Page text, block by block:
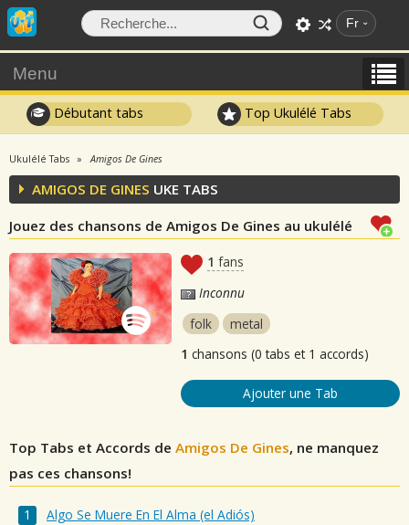
Fr
Menu
Débutant tabs Top Ukulélé Tabs
Ukulélé Tabs Amigos De Gines
AMIGOS DE GINES UKE TABS
Jouez des chansons de Amigos De Gines au ukulélé
1 fans
Inconnu
folk
metal
1 chansons (0 tabs et 1 accords)
Ajouter une Tab
Top Tabs et Accords de Amigos De Gines, ne manquez
pas ces chansons!
Algo Se Muere En El Alma (el Adiós)